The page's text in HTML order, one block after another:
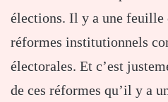
élections. Il y a une feuille
réformes institutionnels
électorales. Et c’est
de ces réformes qu’il y a